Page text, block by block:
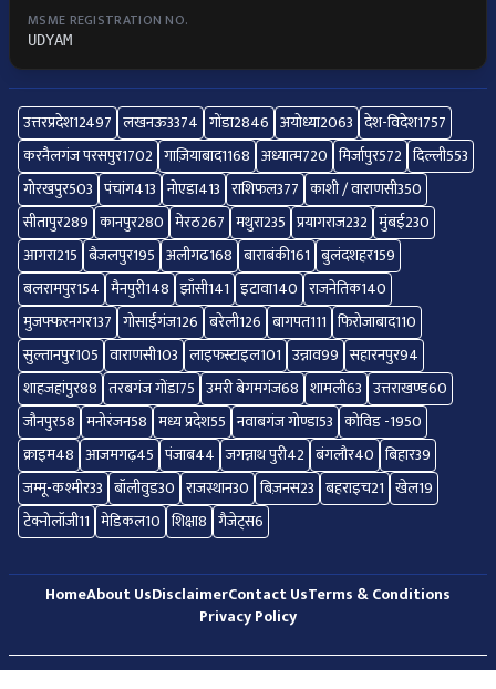
MSME REGISTRATION NO.
UDYAM
उत्तरप्रदेश12497 लखनऊ3374 गोंडा2846 अयोध्या2063 देश-विदेश1757
करनैलगंज परसपुर1702 गाज़ियाबाद1168 अध्यात्म720 मिर्जापुर572 दिल्ली553
गोरखपुर503 पंचांग413 नोएडा413 राशिफल377 काशी / वाराणसी350
सीतापुर289 कानपुर280 मेरठ267 मथुरा235 प्रयागराज232 मुंबई230
आगरा215 बैजलपुर195 अलीगढ168 बाराबंकी161 बुलंदशहर159
बलरामपुर154 मैनपुरी148 झाँसी141 इटावा140 राजनेतिक140
मुजफ्फरनगर137 गोसाईंगंज126 बरेली126 बागपत111 फिरोजाबाद110
सुल्तानपुर105 वाराणसी103 लाइफस्टाइल101 उन्नाव99 सहारनपुर94
शाहजहांपुर88 तरबगंज गोंडा75 उमरी बेगमगंज68 शामली63 उत्तराखण्ड60
जौनपुर58 मनोरंजन58 मध्य प्रदेश55 नवाबगंज गोण्डा53 कोविड -1950
क्राइम48 आजमगढ़45 पंजाब44 जगन्नाथ पुरी42 बंगलौर40 बिहार39
जम्मू-कश्मीर33 बॉलीवुड30 राजस्थान30 बिज़नस23 बहराइच21 खेल19
टेक्नोलॉजी11 मेडिकल10 शिक्षा8 गैजेट्स6
HomeAbout UsDisclaimerContact UsTerms & Conditions
Privacy Policy